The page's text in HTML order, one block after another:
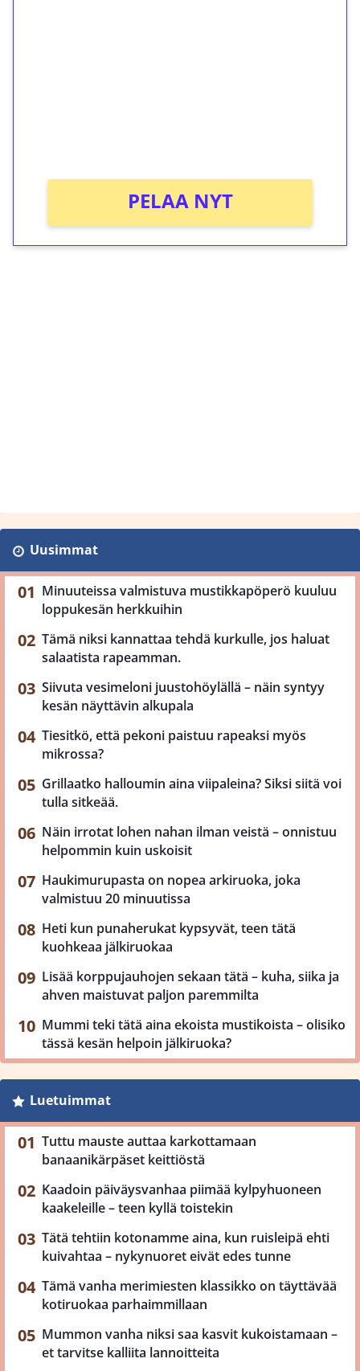
PELAA NYT
Uusimmat
Minuuteissa valmistuva mustikkapöperö kuuluu
loppukesän herkkuihin
Tämä niksi kannattaa tehdä kurkulle, jos haluat
salaatista rapeamman.
Siivuta vesimeloni juustohöylällä – näin syntyy
kesän näyttävin alkupala
Tiesitkö, että pekoni paistuu rapeaksi myös
mikrossa?
Grillaatko halloumin aina viipaleina? Siksi siitä voi
tulla sitkeää.
Näin irrotat lohen nahan ilman veistä – onnistuu
helpommin kuin uskoisit
Haukimurupasta on nopea arkiruoka, joka
valmistuu 20 minuutissa
Heti kun punaherukat kypsyvät, teen tätä
kuohkeaa jälkiruokaa
Lisää korppujauhojen sekaan tätä – kuha, siika ja
ahven maistuvat paljon paremmilta
Mummi teki tätä aina ekoista mustikoista – olisiko
tässä kesän helpoin jälkiruoka?
Luetuimmat
Tuttu mauste auttaa karkottamaan
banaanikärpäset keittiöstä
Kaadoin päiväysvanhaa piimää kylpyhuoneen
kaakeleille – teen kyllä toistekin
Tätä tehtiin kotonamme aina, kun ruisleipä ehti
kuivahtaa – nykynuoret eivät edes tunne
Tämä vanha merimiesten klassikko on täyttävää
kotiruokaa parhaimmillaan
Mummon vanha niksi saa kasvit kukoistamaan –
et tarvitse kalliita lannoitteita